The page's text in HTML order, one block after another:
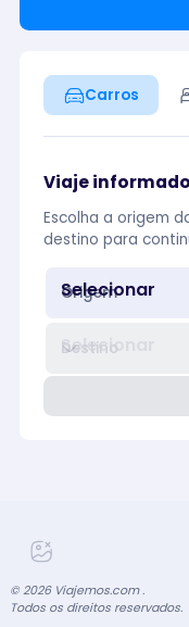
Carros
Viaje
Escolha a origem
destino para
Origem
Selecionar
Destino
Selecionar
© 2026Viajemos.com .
Todos os direitos reservados.